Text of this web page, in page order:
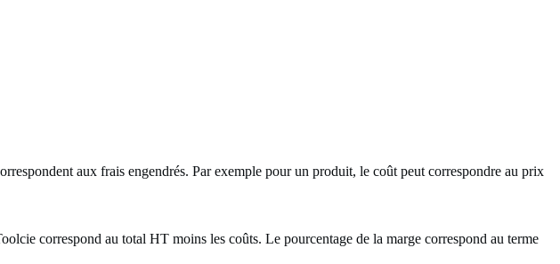
aux frais engendrés. Par exemple pour un produit, le coût peut correspondre au prix
correspond au total HT moins les coûts. Le pourcentage de la marge correspond au terme